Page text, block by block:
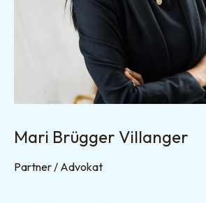
Mari Brügger Villanger
Partner / Advokat